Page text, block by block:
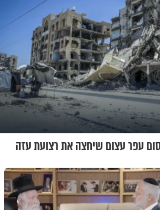
עפר עצום שיחצה את רצועת עזה